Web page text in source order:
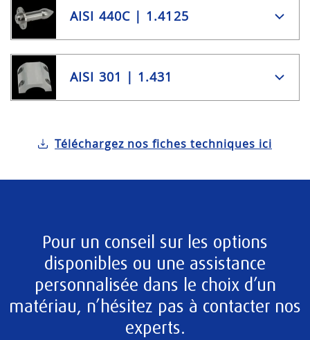
AISI 440C | 1.4125
AISI 301 | 1.431
Téléchargez nos fiches techniques ici
Pour un conseil sur les options
disponibles ou une assistance
personnalisée dans le choix d’un
matériau, n’hésitez pas à contacter nos
experts.